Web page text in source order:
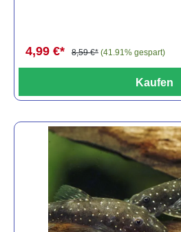
4,99 €* 8,59 €* (41.91% gespart)
Kaufen